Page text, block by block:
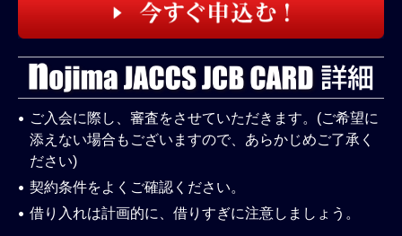
ご入会に際し、審査をさせていただきます。(ご希望に
添えない場合もございますので、あらかじめご了承く
ださい)
契約条件をよくご確認ください。
借り入れは計画的に、借りすぎに注意しましょう。